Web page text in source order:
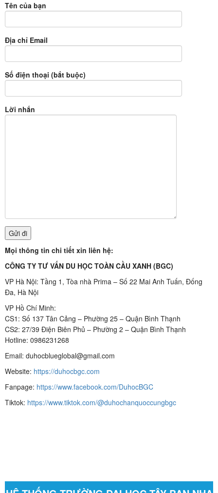
Tên của bạn
Địa chỉ Email
Số điện thoại (bắt buộc)
Lời nhắn
Mọi thông tin chi tiết xin liên hệ:
CÔNG TY TƯ VẤN DU HỌC TOÀN CẦU XANH (BGC)
VP Hà Nội: Tầng 1, Tòa nhà Prima – Số 22 Mai Anh Tuấn, Đống
Đa, Hà Nội
VP Hồ Chí Minh:
CS1: Số 137 Tân Cảng – Phường 25 – Quận Bình Thạnh
CS2: 27/39 Điện Biên Phủ – Phường 2 – Quận Bình Thạnh
Hotline: 0986231268
Email: duhocblueglobal@gmail.com
Website: https://duhocbgc.com
Fanpage: https://www.facebook.com/DuhocBGC
Tiktok: https://www.tiktok.com/@duhochanquoccungbgc